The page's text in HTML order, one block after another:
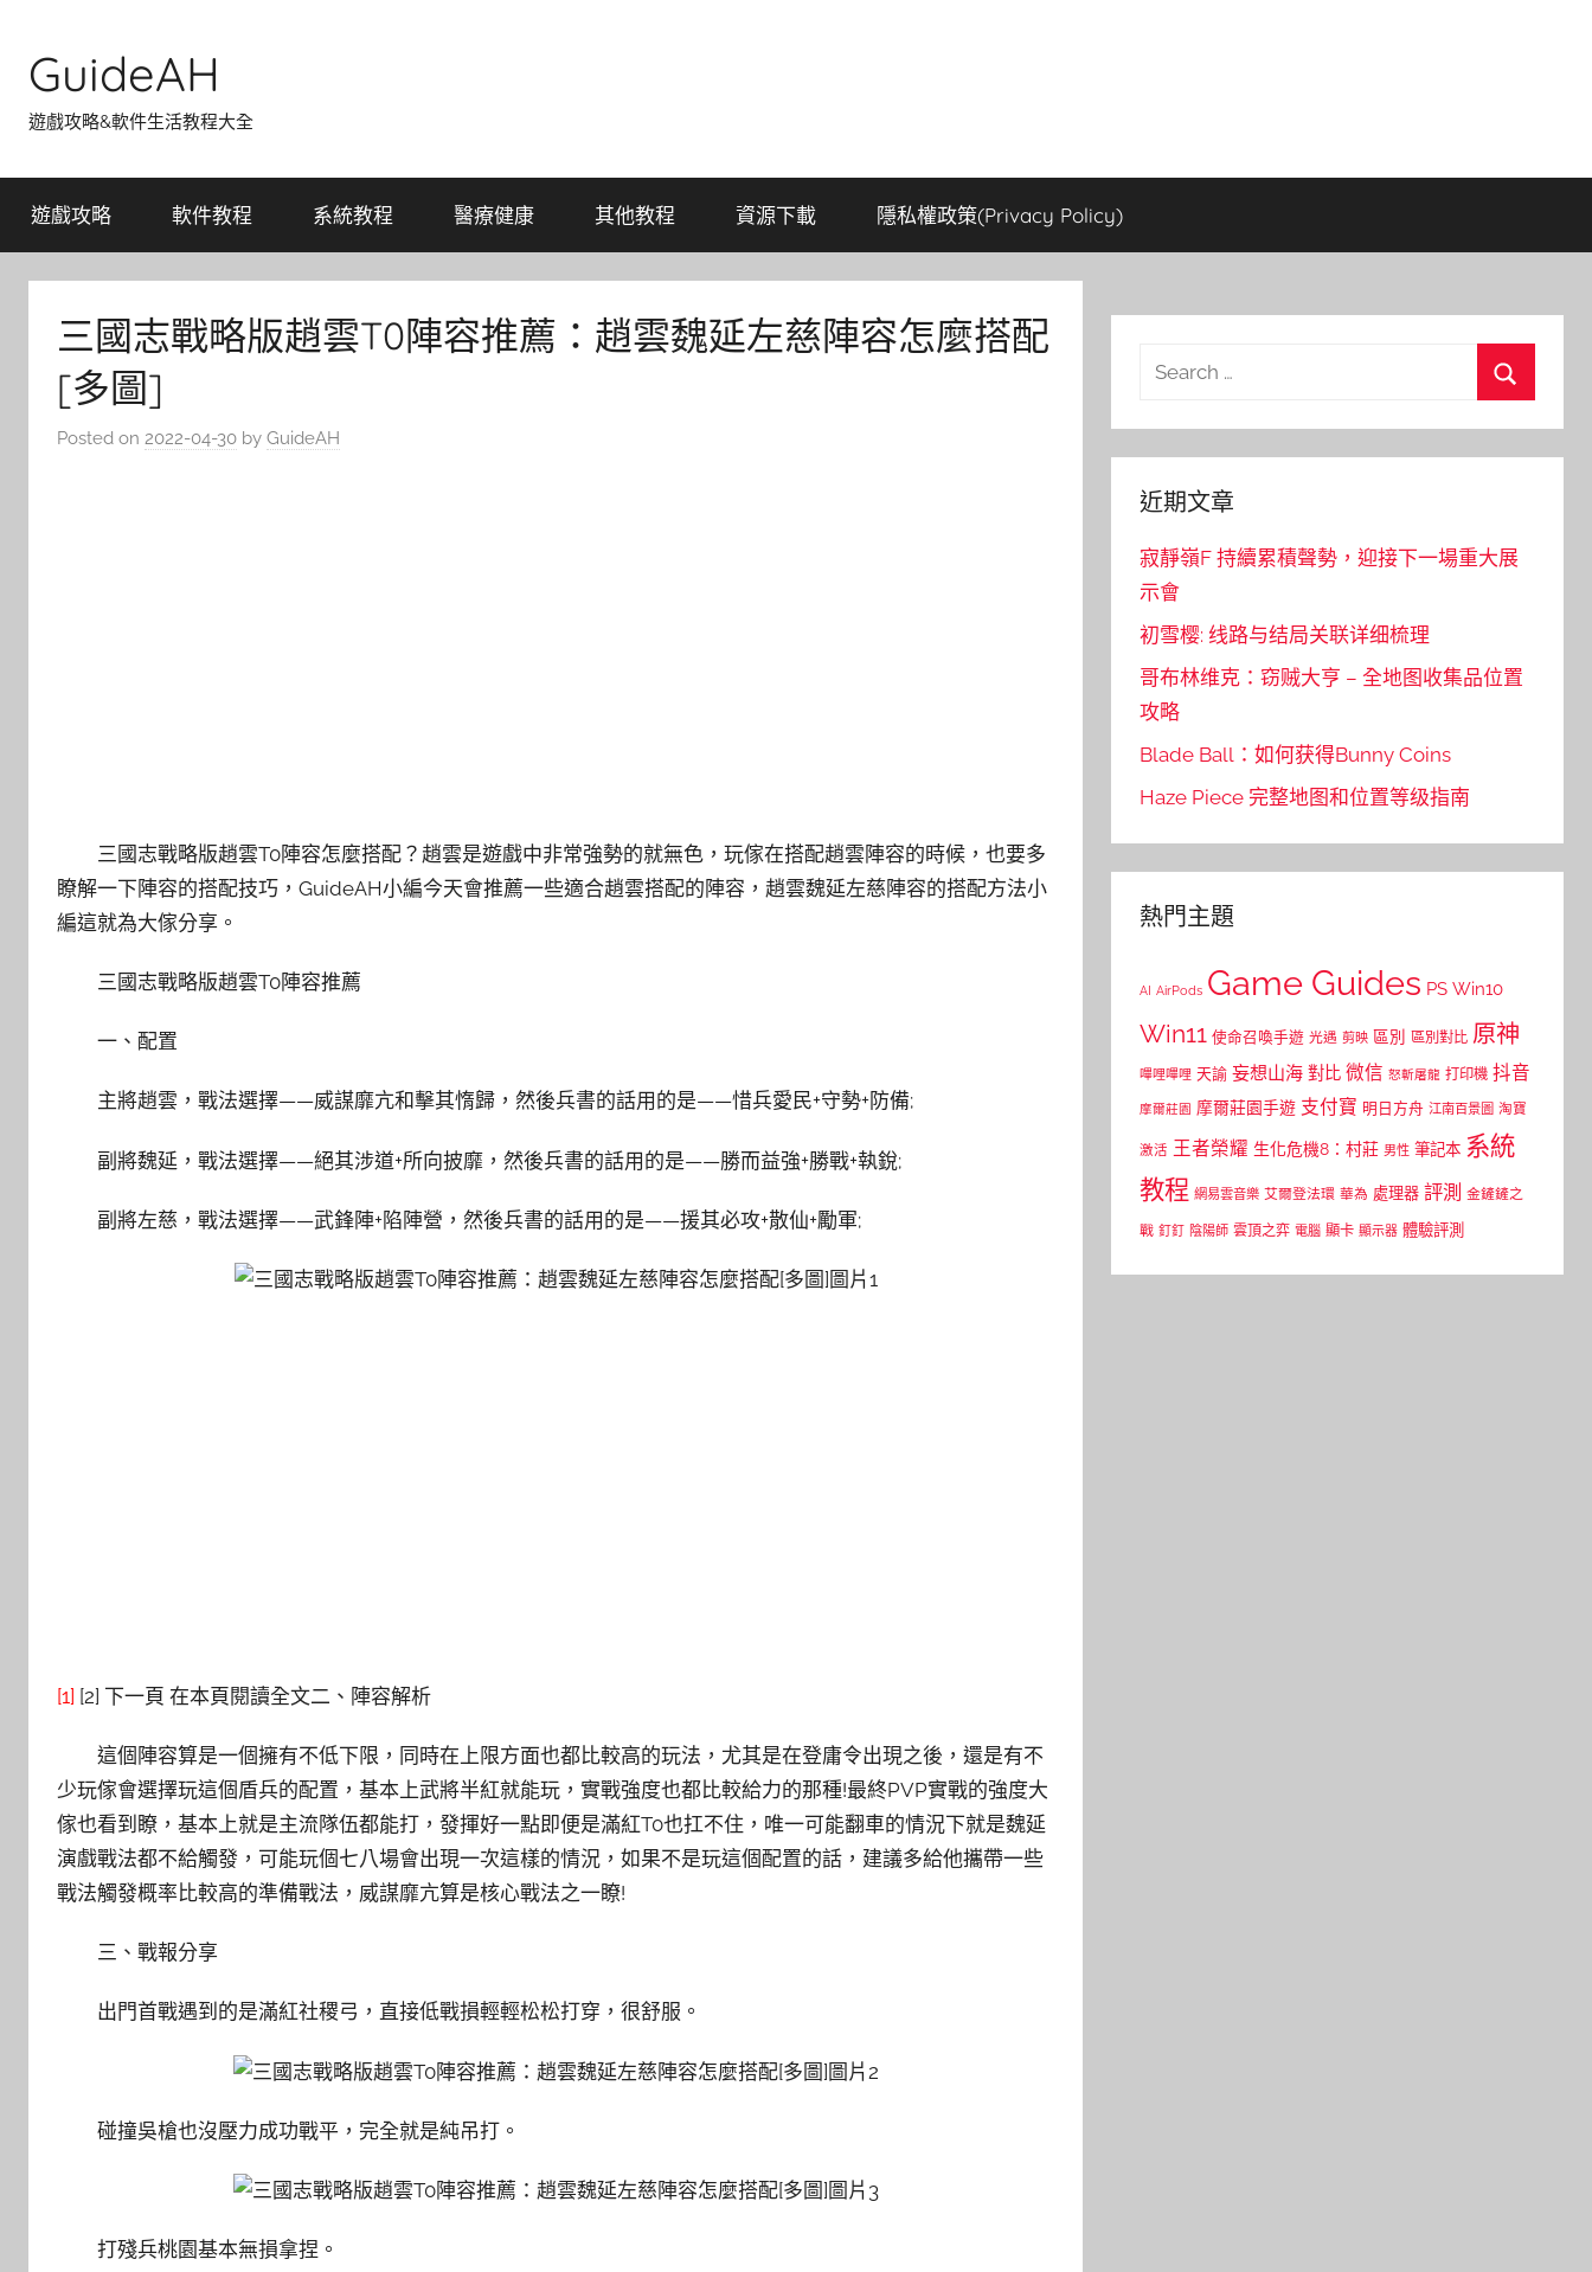
content
GuideAH
遊戲攻略&軟件生活教程大全
遊戲攻略 軟件教程 系統教程 醫療健康 其他教程 資源下載 隱私權政策(Privacy Policy)
三國志戰略版趙雲T0陣容推薦：趙雲魏延左慈陣容怎麼搭配
[多圖]
Posted on 2022-04-30 by GuideAH
三國志戰略版趙雲T0陣容怎麼搭配？趙雲是遊戲中非常強勢的就無色，玩傢在搭配趙雲陣容的時候，也要多
瞭解一下陣容的搭配技巧，GuideAH小編今天會推薦一些適合趙雲搭配的陣容，趙雲魏延左慈陣容的搭配方法小
編這就為大傢分享。
三國志戰略版趙雲T0陣容推薦
一、配置
主將趙雲，戰法選擇——威謀靡亢和擊其惰歸，然後兵書的話用的是——惜兵愛民+守勢+防備;
副將魏延，戰法選擇——絕其涉道+所向披靡，然後兵書的話用的是——勝而益強+勝戰+執銳;
副將左慈，戰法選擇——武鋒陣+陷陣營，然後兵書的話用的是——援其必攻+散仙+勵軍;
[1] [2] 下一頁 在本頁閱讀全文二、陣容解析
這個陣容算是一個擁有不低下限，同時在上限方面也都比較高的玩法，尤其是在登庸令出現之後，還是有不
少玩傢會選擇玩這個盾兵的配置，基本上武將半紅就能玩，實戰強度也都比較給力的那種!最終PVP實戰的強度大
傢也看到瞭，基本上就是主流隊伍都能打，發揮好一點即便是滿紅T0也扛不住，唯一可能翻車的情況下就是魏延
演戲戰法都不給觸發，可能玩個七八場會出現一次這樣的情況，如果不是玩這個配置的話，建議多給他攜帶一些
戰法觸發概率比較高的準備戰法，威謀靡亢算是核心戰法之一瞭!
三、戰報分享
出門首戰遇到的是滿紅社稷弓，直接低戰損輕輕松松打穿，很舒服。
碰撞吳槍也沒壓力成功戰平，完全就是純吊打。
打殘兵桃園基本無損拿捏。
Search
近期文章
寂靜嶺F 持續累積聲勢，迎接下一場重大展
示會
初雪樱: 线路与结局关联详细梳理
哥布林维克：窃贼大亨 – 全地图收集品位置
攻略
Blade Ball：如何获得Bunny Coins
Haze Piece 完整地图和位置等级指南
熱門主題
AI AirPods Game Guides PS Win10
Win11 使命召喚手遊 光遇 剪映 區別 區別對比 原神
嗶哩嗶哩 天諭 妄想山海 對比 微信 怒斬屠龍 打印機 抖音
摩爾莊園 摩爾莊園手遊 支付寶 明日方舟 江南百景圖 淘寶
激活 王者榮耀 生化危機8：村莊 男性 筆記本 系統
教程 網易雲音樂 艾爾登法環 華為 處理器 評測 金鏟鏟之
戰 釘釘 陰陽師 雲頂之弈 電腦 顯卡 顯示器 體驗評測